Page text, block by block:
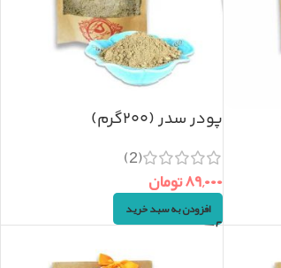
پودر سدر (۲۰۰گرم)
(2)
۸۹,۰۰۰تومان
افزودن به سبد خرید